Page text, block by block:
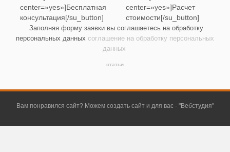
center=»yes»]Бесплатная
консультация[/su_button]
center=»yes»]Расчет
стоимости[/su_button]
Заполняя форму заявки вы соглашаетесь на обработку
персональных данных соглашение на обработку персональных
данных
статьи
Вам понравился сайт? Можем создать сайт и для вас - "Вебстудия"